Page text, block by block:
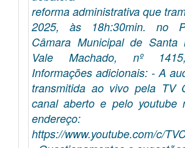
reforma administrativa que
2025, às 18h:30min. no
Câmara Municipal de Santa
Vale Machado, nº
Informações adicionais: - A
transmitida ao vivo pela TV
canal aberto e pelo youtube
endereço:
https://www.youtube.com/c/